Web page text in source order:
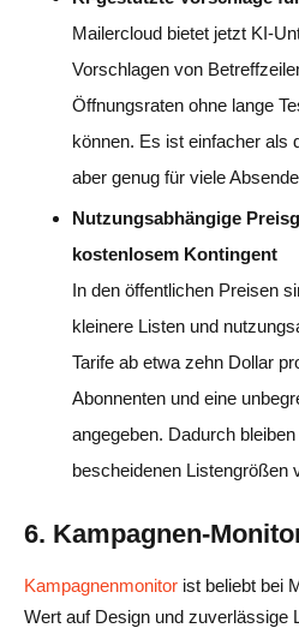
Mailercloud bietet jetzt KI-
Vorschlagen von
Öffnungsraten ohne lange
können. Es ist einfacher als
aber genug für viele
Nutzungsabhängige
kostenlosem Kontingent
In den öffentlichen Preisen
kleinere Listen und
Tarife ab etwa zehn Dollar
Abonnenten und eine
angegeben. Dadurch
bescheidenen Listengrößen
6. Kampagnen-
Kampagnenmonitor ist beliebt bei
Wert auf Design und zuverlässige